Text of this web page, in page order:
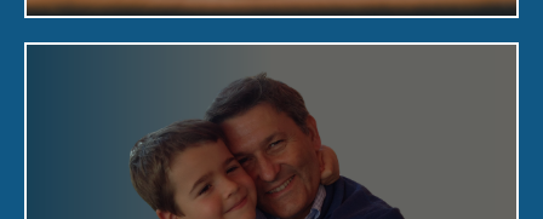
garantir a proteção do patrimônio e a
continuidade empresarial.
Saiba Mais